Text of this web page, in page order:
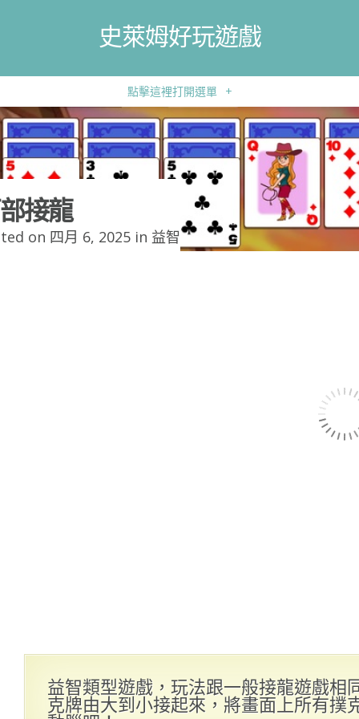
史萊姆好玩遊戲
點擊這裡打開選單 +
接龍
on 四月 6, 2025 in 益智
益智類型遊戲，玩法跟一般接龍遊戲相
克牌由大到小接起來，將畫面上所有撲